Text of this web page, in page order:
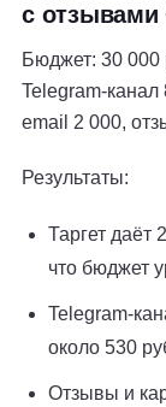
с отзывами
Бюджет: 30 000
Telegram-
email 2 000,
Результаты:
Таргет даёт
что бюджет
Telegram-
около 530
Отзывы и